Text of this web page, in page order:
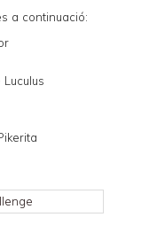
a continuació: